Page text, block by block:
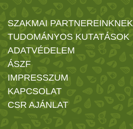
SZAKMAI PARTNEREINKNEK
TUDOMÁNYOS KUTATÁSOK
ADATVÉDELEM
ÁSZF
IMPRESSZUM
KAPCSOLAT
CSR AJÁNLAT